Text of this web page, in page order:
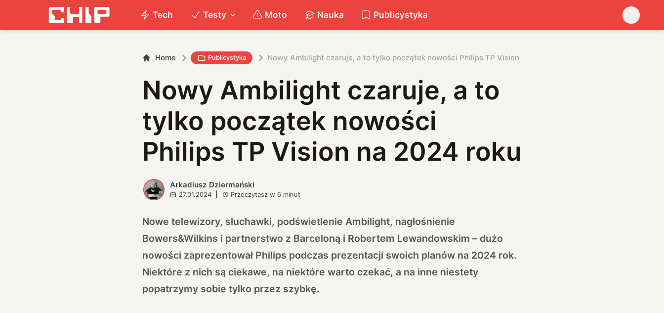
Tech Testy Moto Nauka Publicystyka
Home Publicystyka Nowy Ambilight czaruje, a to tylko początek nowości Philips TP Vision na 2024 roku
Nowy Ambilight czaruje, a to
tylko początek nowości
Philips TP Vision na 2024 roku
A Arkadiusz Dziermański
27.01.2024 Przeczytasz w6 minut
Nowe telewizory, słuchawki, podświetlenie Ambilight, nagłośnienie
Bowers&Wilkins i partnerstwo z Barceloną i Robertem Lewandowskim – dużo
nowości zaprezentował Philips podczas prezentacji swoich planów na 2024 rok.
Niektóre z nich są ciekawe, na niektóre warto czekać, a na inne niestety
popatrzymy sobie tylko przez szybkę.